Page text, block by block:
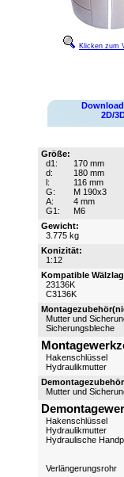
Klicken zum
2D/
Größe:
d1:
170 mm
d:
180 mm
l:
116 mm
G:
M 190x3
A:
4 mm
G1:
M6
Gewicht:
3.775 kg
Konizität:
1:12
Kompatible
23136K
C3136K
Mutter und
Sicherungsbleche
Hakenschlüssel
Hydraulikmutter
Mutter und
Hakenschlüssel
Hydraulikmutter
Hydraulische
Verlängerungsrohr